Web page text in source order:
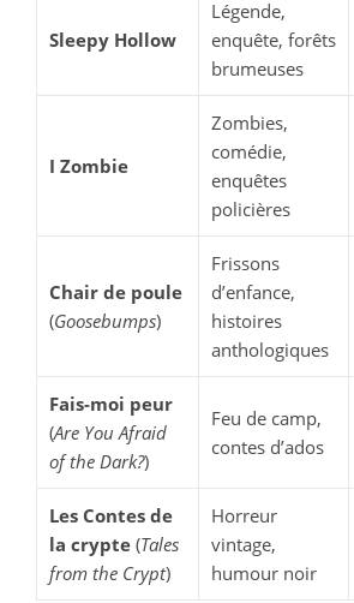
Sleepy Hollow
Légende,
enquête, forêts
brumeuses
I Zombie
Zombies,
comédie,
enquêtes
policières
Chair de poule
(Goosebumps)
Frissons
d’enfance,
histoires
anthologiques
Fais-moi peur
(Are You Afraid
of the Dark?)
Feu de camp,
contes d’ados
Les Contes de
la crypte (Tales
from the Crypt)
Horreur
vintage,
humour noir